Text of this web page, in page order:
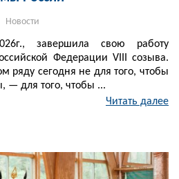
Новости
завершила свою работу
Федерации VIII созыва.
ряду сегодня не для того, чтобы
— для того, чтобы ...
Читать далее